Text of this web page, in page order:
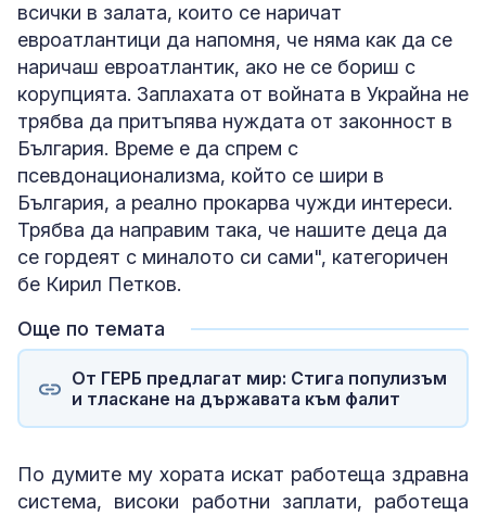
всички в залата, които се наричат
евроатлантици да напомня, че няма как да се
наричаш евроатлантик, ако не се бориш с
корупцията. Заплахата от войната в Украйна не
трябва да притъпява нуждата от законност в
България. Време е да спрем с
псевдонационализма, който се шири в
България, а реално прокарва чужди интереси.
Трябва да направим така, че нашите деца да
се гордеят с миналото си сами", категоричен
бе Кирил Петков.
Още по темата
От ГЕРБ предлагат мир: Стига популизъм
и тласкане на държавата към фалит
По думите му хората искат работеща здравна
система, високи работни заплати, работеща